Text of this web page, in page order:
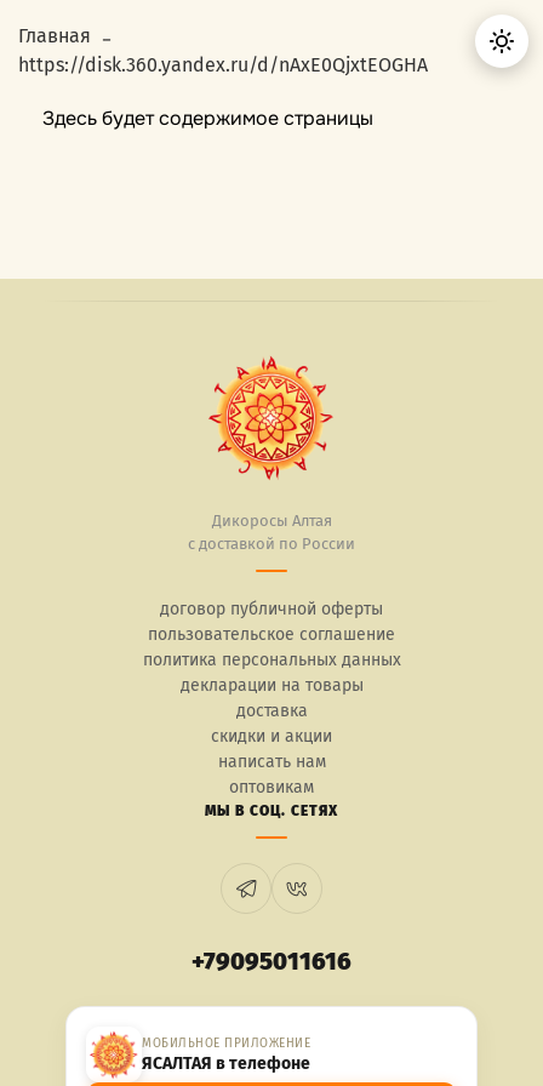
Главная
https://disk.360.yandex.ru/d/nAxE0QjxtEOGHA
Здесь будет содержимое страницы
Дикоросы Алтая
с доставкой по России
договор публичной оферты
пользовательское соглашение
политика персональных данных
декларации на товары
доставка
скидки и акции
написать нам
оптовикам
МЫ В СОЦ. СЕТЯХ
+79095011616
МОБИЛЬНОЕ ПРИЛОЖЕНИЕ
ЯСАЛТАЯ в телефоне